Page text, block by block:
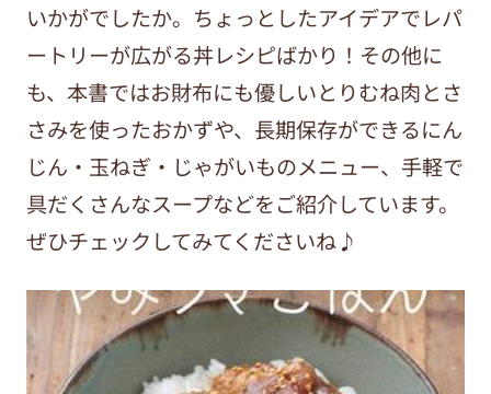
いかがでしたか。ちょっとしたアイデアでレパ
ートリーが広がる丼レシピばかり！その他に
も、本書ではお財布にも優しいとりむね肉とさ
さみを使ったおかずや、長期保存ができるにん
じん・玉ねぎ・じゃがいものメニュー、手軽で
具だくさんなスープなどをご紹介しています。
ぜひチェックしてみてくださいね♪